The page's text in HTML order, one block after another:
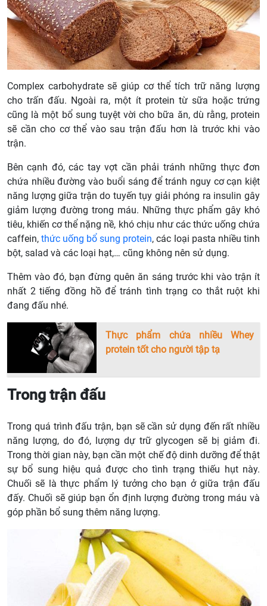
Complex carbohydrate sẽ giúp cơ thể tích trữ năng lượng
cho trấn đấu. Ngoài ra, một ít protein từ sữa hoặc trứng
cũng là một bổ sung tuyệt vời cho bữa ăn, dù rằng, protein
sẽ cần cho cơ thể vào sau trận đấu hơn là trước khi vào
trận.
Bên cạnh đó, các tay vợt cần phải tránh những thực đơn
chứa nhiều đường vào buổi sáng để tránh nguy cơ cạn kiệt
năng lượng giữa trận do tuyến tụy giải phóng ra insulin gây
giảm lượng đường trong máu. Những thực phẩm gây khó
tiêu, khiến cơ thể nặng nề, khó chịu như các thức uống chứa
caffein,thức uống bổ sung protein, các loại pasta nhiều tinh
bột, salad và các loại hạt,… cũng không nên sử dụng.
Thêm vào đó, bạn đừng quên ăn sáng trước khi vào trận ít
nhất 2 tiếng đồng hồ để tránh tình trạng co thắt ruột khi
đang đấu nhé.
Thực phẩm chứa nhiều Whey
protein tốt cho người tập tạ
Trong trận đấu
Trong quá trình đấu trận, bạn sẽ cần sử dụng đến rất nhiều
năng lượng, do đó, lượng dự trữ glycogen sẽ bị giảm đi.
Trong thời gian này, bạn cần một chế độ dinh dưỡng để thật
sự bổ sung hiệu quả được cho tình trạng thiếu hụt này.
Chuối sẽ là thực phẩm lý tưởng cho bạn ở giữa trận đấu
đấy. Chuối sẽ giúp bạn ổn định lượng đường trong máu và
góp phần bổ sung thêm năng lượng.